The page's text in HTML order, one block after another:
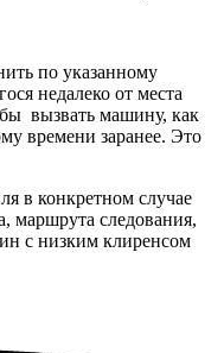
по указанному
недалеко от места
вызвать машину, как
времени заранее. Это
в конкретном случае
маршрута следования,
с низким клиренсом